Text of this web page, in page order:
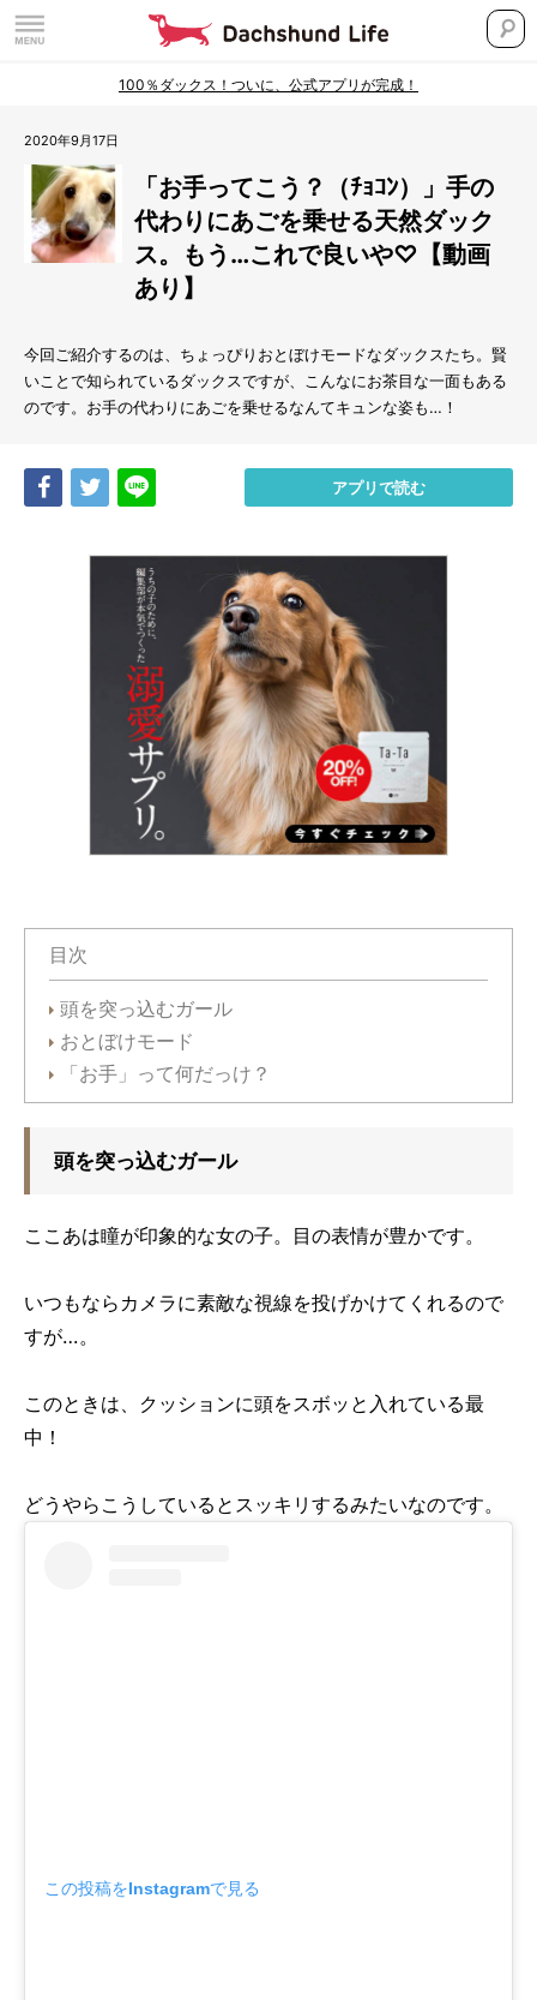
100％ダックス！ついに、公式アプリが完成！
2020年9月17日
「お手ってこう？（ﾁｮｺﾝ）」手の
代わりにあごを乗せる天然ダック
ス。もう…これで良いや♡【動画
あり】
今回ご紹介するのは、ちょっぴりおとぼけモードなダックスたち。賢
いことで知られているダックスですが、こんなにお茶目な一面もある
のです。お手の代わりにあごを乗せるなんてキュンな姿も…！
Share Tweet アプリで読む
目次
頭を突っ込むガール
おとぼけモード
「お手」って何だっけ？
頭を突っ込むガール
ここあは瞳が印象的な女の子。目の表情が豊かです。
いつもならカメラに素敵な視線を投げかけてくれるので
すが…。
このときは、クッションに頭をスボッと入れている最
中！
どうやらこうしているとスッキリするみたいなのです。
この投稿をInstagramで見る